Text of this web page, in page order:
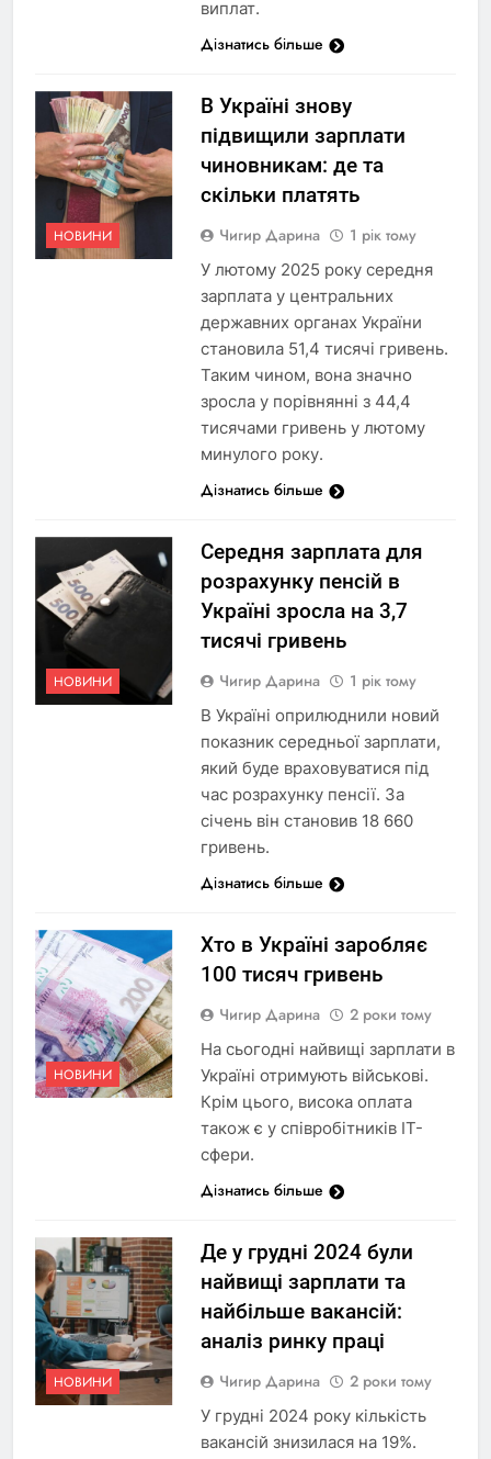
виплат.
Дізнатись більше
НОВИНИ
В Україні знову
підвищили зарплати
чиновникам: де та
скільки платять
Чигир Дарина 1 рік тому
У лютому 2025 року середня
зарплата у центральних
державних органах України
становила 51,4 тисячі гривень.
Таким чином, вона значно
зросла у порівнянні з 44,4
тисячами гривень у лютому
минулого року.
Дізнатись більше
НОВИНИ
Середня зарплата для
розрахунку пенсій в
Україні зросла на 3,7
тисячі гривень
Чигир Дарина 1 рік тому
В Україні оприлюднили новий
показник середньої зарплати,
який буде враховуватися під
час розрахунку пенсії. За
січень він становив 18 660
гривень.
Дізнатись більше
НОВИНИ
Хто в Україні заробляє
100 тисяч гривень
Чигир Дарина 2 роки тому
На сьогодні найвищі зарплати в
Україні отримують військові.
Крім цього, висока оплата
також є у співробітників IT-
сфери.
Дізнатись більше
НОВИНИ
Де у грудні 2024 були
найвищі зарплати та
найбільше вакансій:
аналіз ринку праці
Чигир Дарина 2 роки тому
У грудні 2024 року кількість
вакансій знизилася на 19%.